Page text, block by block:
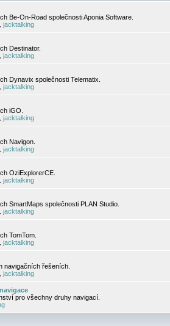
Be-On-Road společnosti Aponia Software.
jacktalking
Destinator.
jacktalking
Dynavix společnosti Telematix.
jacktalking
iGO.
jacktalking
Navigon.
jacktalking
OziExplorerCE.
jacktalking
SmartMaps společnosti PLAN Studio.
jacktalking
TomTom.
jacktalking
navigačních řešeních.
jacktalking
pro všechny druhy navigací.